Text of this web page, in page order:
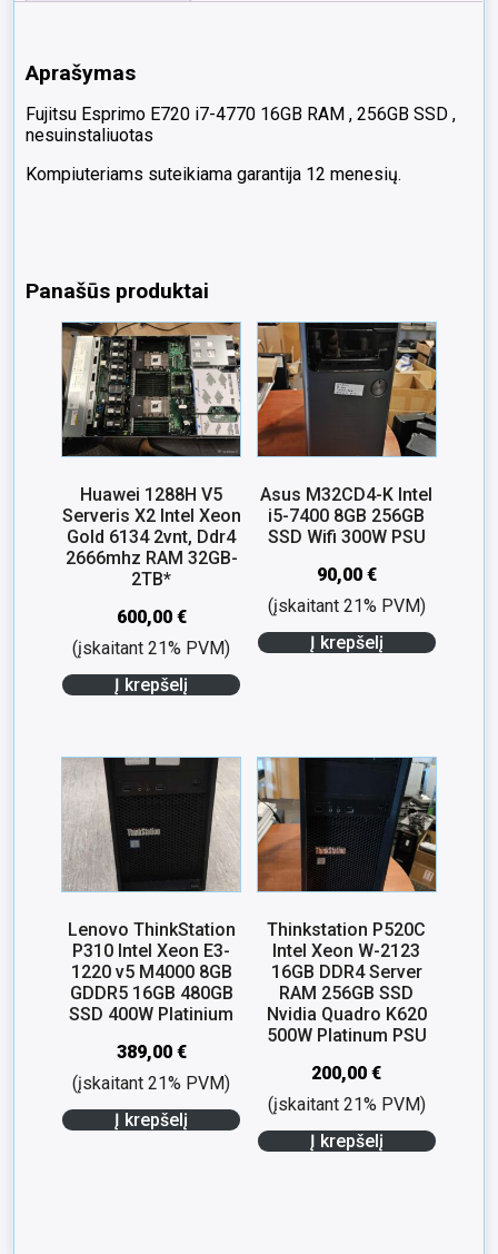
Aprašymas
Fujitsu Esprimo E720 i7-4770 16GB RAM , 256GB SSD ,
nesuinstaliuotas
Kompiuteriams suteikiama garantija 12 menesių.
Panašūs produktai
Huawei 1288H V5
Serveris X2 Intel Xeon
Gold 6134 2vnt, Ddr4
2666mhz RAM 32GB-
2TB*
600,00 €
(įskaitant 21% PVM)
Į krepšelį
Asus M32CD4-K Intel
i5-7400 8GB 256GB
SSD Wifi 300W PSU
90,00 €
(įskaitant 21% PVM)
Į krepšelį
Lenovo ThinkStation
P310 Intel Xeon E3-
1220 v5 M4000 8GB
GDDR5 16GB 480GB
SSD 400W Platinium
389,00 €
(įskaitant 21% PVM)
Į krepšelį
Thinkstation P520C
Intel Xeon W-2123
16GB DDR4 Server
RAM 256GB SSD
Nvidia Quadro K620
500W Platinum PSU
200,00€
(įskaitant 21% PVM)
Į krepšelį